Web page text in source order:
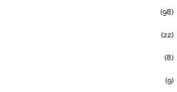
(98)
(22)
(8)
(9)